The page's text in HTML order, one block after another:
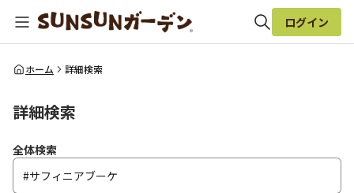
全体検索
ログイン
ホーム 詳細検索
詳細検索
全体検索